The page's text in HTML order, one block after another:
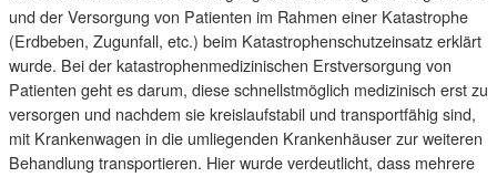
und der Versorgung von Patienten im Rahmen einer Katastrophe
(Erdbeben, Zugunfall, etc.) beim Katastrophenschutzeinsatz erklärt
wurde. Bei der katastrophenmedizinischen Erstversorgung von
Patienten geht es darum, diese schnellstmöglich medizinisch erst zu
versorgen und nachdem sie kreislaufstabil und transportfähig sind,
mit Krankenwagen in die umliegenden Krankenhäuser zur weiteren
Behandlung transportieren. Hier wurde verdeutlicht, dass mehrere